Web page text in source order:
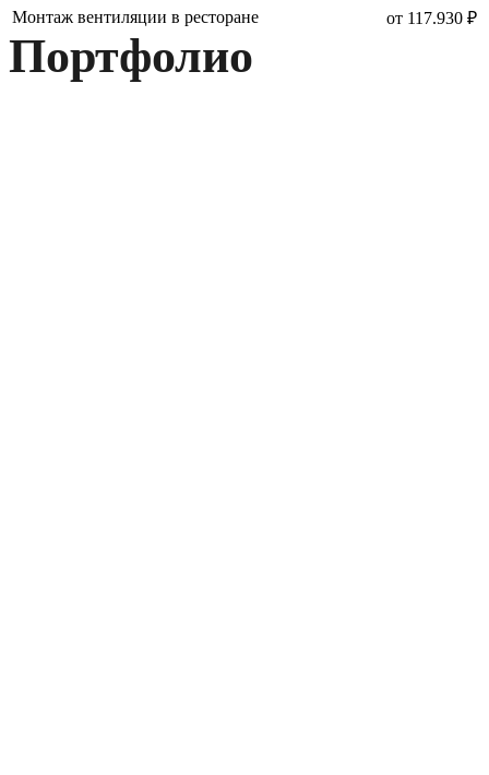
Монтаж вентиляции в ресторане
от 117.930 ₽
Портфолио